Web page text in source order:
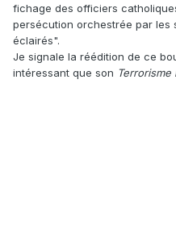
fichage des officiers
persécution orchestrée par les
éclairés".
Je signale la réédition de ce
intéressant que son Terrorisme